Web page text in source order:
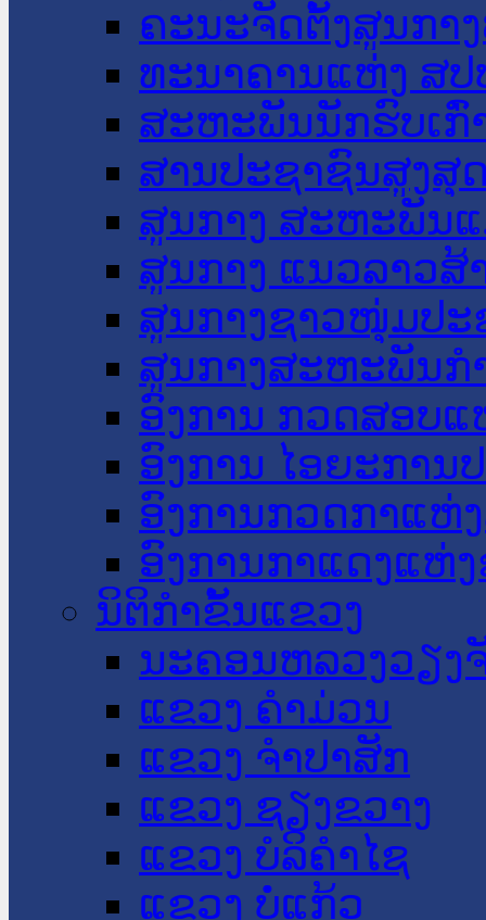
ຄະນະຈັດຕັ້ງສູນກາ
ທະນາຄານແຫ່ງ ສປ
ສະຫະພັນນັກຮົບເກົ່
ສານປະຊາຊົນສູງສຸ
ສູນກາງ ສະຫະພັນ
ສູນກາງ ແນວລາວສ້
ສູນກາງຊາວໜຸ່ມປະ
ສູນກາງສະຫະພັນກ
ອົງການ ກວດສອບແ
ອົງການ ໄອຍະການ
ອົງການກວດກາແຫ່
ອົງການກາແດງແຫ່
ນິຕິກໍາຂັ້ນແຂວງ
ນະ​ຄອນ​ຫລວງວຽງ
ແຂວງ ຄໍາມ່ວນ
ແຂວງ ຈໍາປາສັກ
ແຂວງ ຊຽງຂວາງ
ແຂວງ ບໍລິຄໍາໄຊ
ແຂວງ ບໍ່ແກ້ວ